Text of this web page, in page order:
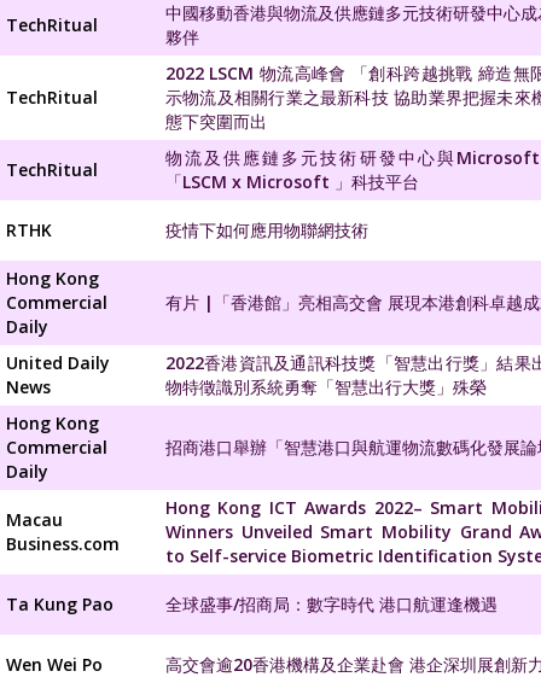
TechRitual
中國移動香港與物流及供應鏈多元技術研發中心
夥伴
TechRitual
2022 LSCM 物流高峰會 「創科跨越挑戰 締造無
示物流及相關行業之最新科技 協助業界把握未來
態下突圍而出
TechRitual
物流及供應鏈多元技術研發中心與
「LSCM x Microsoft 」科技平台
RTHK 疫情下如何應用物聯網技術
Hong Kong
Commercial
Daily
有片 |「香港館」亮相高交會 展現本港創科卓越
United Daily
News
2022香港資訊及通訊科技獎「智慧出行獎」結果
物特徵識別系統勇奪「智慧出行大獎」殊榮
Hong Kong
Commercial
Daily
招商港口舉辦「智慧港口與航運物流數碼化發展
Macau
Business.com
Hong Kong ICT Awards 2022– Smart
Winners Unveiled Smart Mobility Grand
to Self-service Biometric Identification
Ta Kung Pao 全球盛事/招商局：數字時代 港口航運逢機遇
Wen Wei Po 高交會逾20香港機構及企業赴會 港企深圳展創新